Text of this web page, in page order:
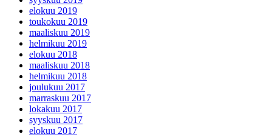
elokuu 2019
toukokuu 2019
maaliskuu 2019
helmikuu 2019
elokuu 2018
maaliskuu 2018
helmikuu 2018
joulukuu 2017
marraskuu 2017
lokakuu 2017
syyskuu 2017
elokuu 2017